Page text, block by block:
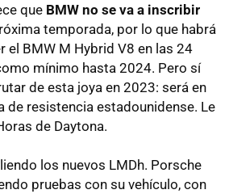
que BMW no se va a inscribir
temporada, por lo que habrá
el BMW M Hybrid V8 en las 24
mínimo hasta 2024. Pero sí
de esta joya en 2023: será en
de resistencia estadounidense. Le
de Daytona.
los nuevos LMDh. Porsche
pruebas con su vehículo, con